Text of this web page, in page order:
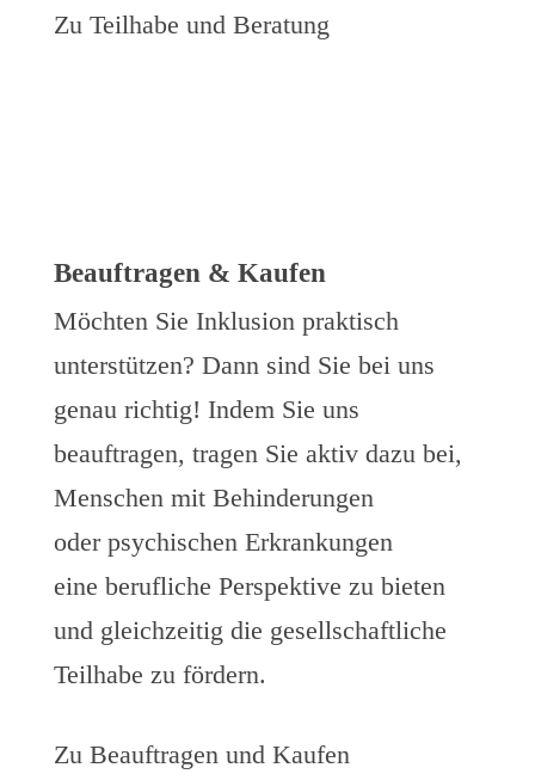
Zu Teilhabe und Beratung
Beauftragen & Kaufen
Möchten Sie Inklusion praktisch
unterstützen? Dann sind Sie bei uns
genau richtig! Indem Sie uns
beauftragen, tragen Sie aktiv dazu bei,
Menschen mit Behinderungen
oder psychischen Erkrankungen
eine berufliche Perspektive zu bieten
und gleichzeitig die gesellschaftliche
Teilhabe zu fördern.
Zu Beauftragen und Kaufen